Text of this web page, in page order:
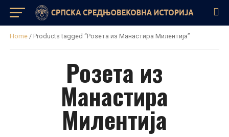
Home/ Products tagged “Розета из Манастира Милентија”
Розета из
Манастира
Милентија